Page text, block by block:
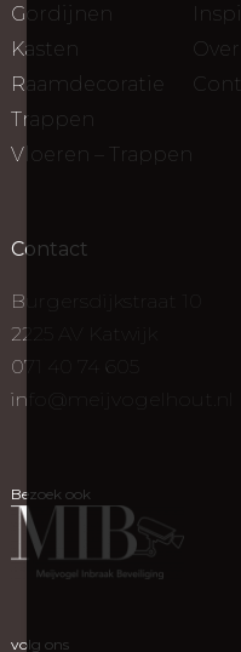
Gordijnen
Kasten
Raamdecoratie
Trappen
Vloeren – Trappen
Over
Contact
Burgersdijkstraat 10
2225 AV Katwijk
071 40 74 605
info@meijvogelhout.nl
Bezoek ook
volg ons